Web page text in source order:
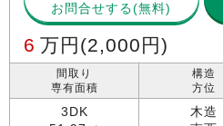
お問合せする
6 万円 (2,000円)
間取り
専有面積
3DK
構造
方位
木造